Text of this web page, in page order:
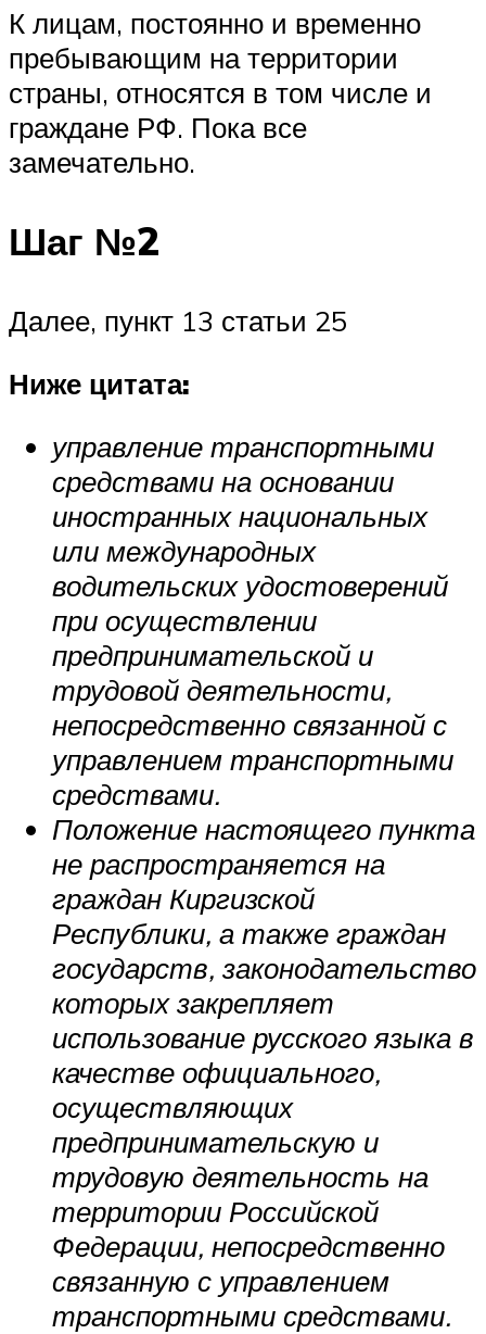
К лицам, постоянно и временно
пребывающим на территории
страны, относятся в том числе и
граждане РФ. Пока все
замечательно.
Шаг №2
Далее, пункт 13 статьи 25
Ниже цитата:
управление транспортными
средствами на основании
иностранных национальных
или международных
водительских удостоверений
при осуществлении
предпринимательской и
трудовой деятельности,
непосредственно связанной с
управлением транспортными
средствами.
Положение настоящего пункта
не распространяется на
граждан Киргизской
Республики, а также граждан
государств, законодательство
которых закрепляет
использование русского языка в
качестве официального,
осуществляющих
предпринимательскую и
трудовую деятельность на
территории Российской
Федерации, непосредственно
связанную с управлением
транспортными средствами.